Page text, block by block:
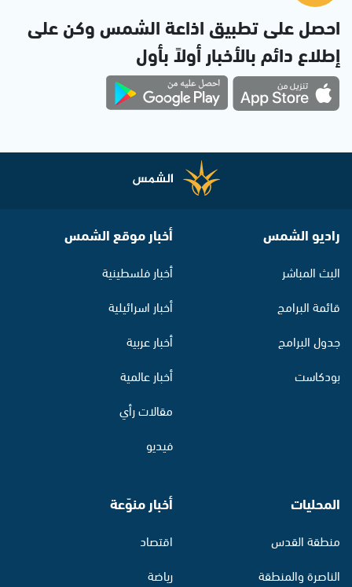
احصل على تطبيق اذاعة الشمس وكن على
إطلاع دائم بالأخبار أولاً بأول
راديو الشمس
البث المباشر
قائمة البرامج
جدول البرامج
بودكاست
أخبار موقع الشمس
أخبار فلسطينية
أخبار اسرائيلية
أخبار عربية
أخبار عالمية
مقالات رأي
فيديو
المحليات
منطقة القدس
الناصرة والمنطقة
أخبار منوّعة
اقتصاد
رياضة